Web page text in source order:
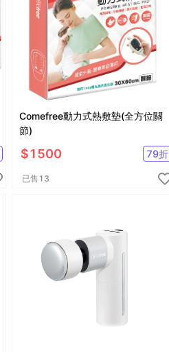
Comefree動力式熱敷墊(全方位關
節)
$1500 79折
已售 13